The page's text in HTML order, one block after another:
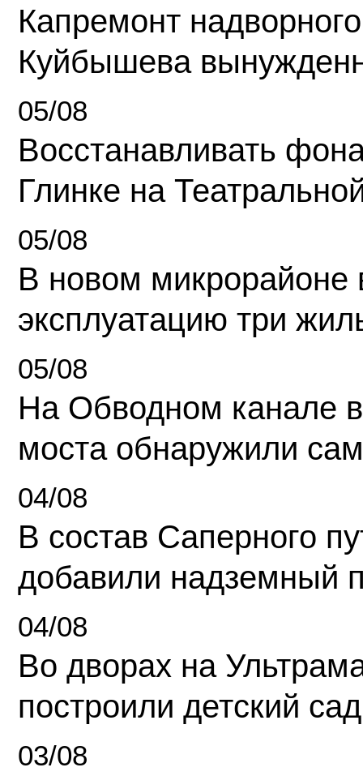
Капремонт
Куйбышева
05/08
Восстанавливать
Глинке на
05/08
В новом микрорайоне
эксплуатацию три
05/08
На Обводном канале
моста обнаружили
04/08
В состав Саперного
добавили надземный
04/08
Во дворах на
построили детский сад
03/08